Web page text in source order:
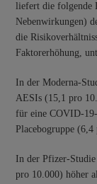
liefert die folgende
Nebenwirkungen)
die
Faktorerhöhung,
In der Moderna-
AESIs (15,1 pro
für eine COVID-
Placebogruppe
In der Pfizer-
pro 10.000) höher